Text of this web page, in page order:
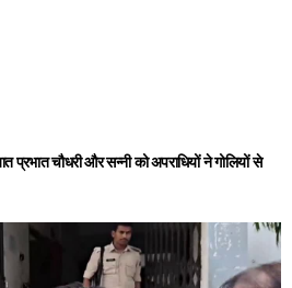
प्रभात चौधरी और सन्नी को अपराधियों ने गोलियों से